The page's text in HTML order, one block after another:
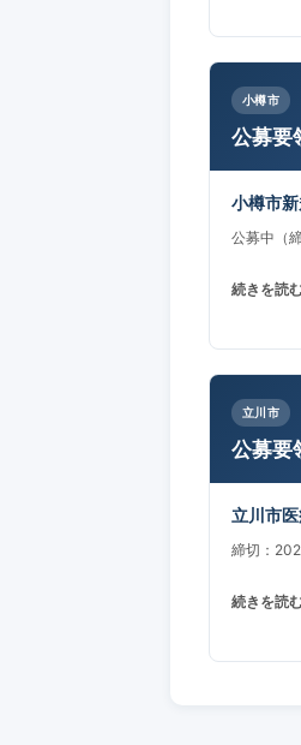
小樽市
公募要
小樽市
公募中（
続きを読
立川市
公募要
立川市
締切：
続きを読